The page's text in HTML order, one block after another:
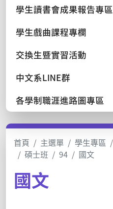
學生讀書會成果報告專區
學生戲曲課程專欄
交換生暨實習活動
中文系LINE群
各學制職涯進路圖專區
首頁 主選單 學生專區
碩士班
94 國文
國文